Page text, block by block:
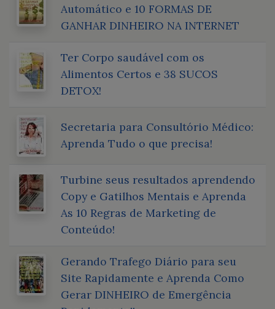
Automático e 10 FORMAS DE
GANHAR DINHEIRO NA INTERNET
Ter Corpo saudável com os
Alimentos Certos e 38 SUCOS
DETOX!
Secretaria para Consultório Médico:
Aprenda Tudo o que precisa!
Turbine seus resultados aprendendo
Copy e Gatilhos Mentais e Aprenda
As 10 Regras de Marketing de
Conteúdo!
Gerando Trafego Diário para seu
Site Rapidamente e Aprenda Como
Gerar DINHEIRO de Emergência